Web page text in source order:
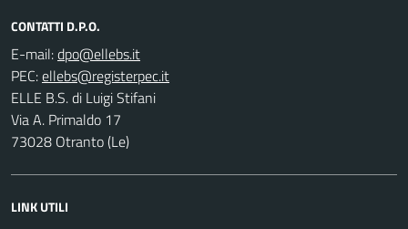
CONTATTI D.P.O.
E-mail:
PEC:
ELLE B.S. di Luigi Stifani
Via A. Primaldo 17
73028 Otranto (Le)
LINK UTILI